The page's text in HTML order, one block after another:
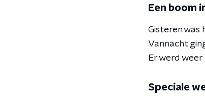
Een boom
Gisteren was
Vannacht
Er werd
Speciale